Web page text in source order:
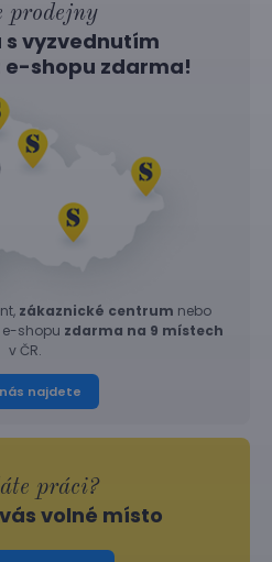
prodejny
s vyzvednutím
e-shopu zdarma!
zákaznické centrum nebo
e-shopu zdarma na 9 místech
v ČR.
najdete
práci?
volné místo